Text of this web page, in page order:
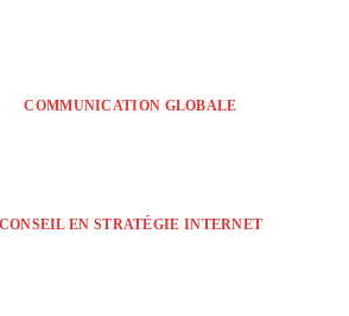
COMMUNICATION GLOBALE
CONSEIL EN STRATÉGIE INTERNET